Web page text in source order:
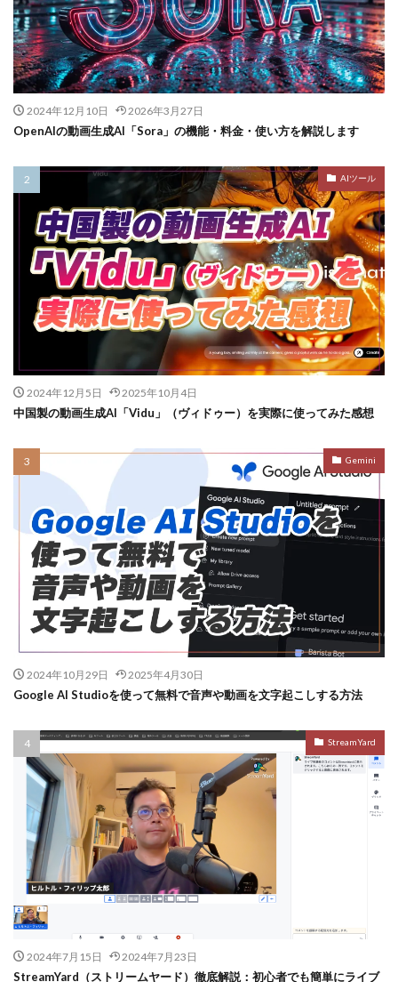
2024年12月10日 2026年3月27日
OpenAIの動画生成AI「Sora」の機能・料金・使い方を解説します
AIツール
2024年12月5日 2025年10月4日
中国製の動画生成AI「Vidu」（ヴィドゥー）を実際に使ってみた感想
Gemini
2024年10月29日 2025年4月30日
Google AI Studioを使って無料で音声や動画を文字起こしする方法
StreamYard
2024年7月15日 2024年7月23日
StreamYard（ストリームヤード）徹底解説：初心者でも簡単にライブ